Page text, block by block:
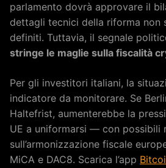
parlamento dovrà approvare il
dettagli tecnici della riforma non
definiti. Tuttavia, il segnale
stringe le maglie sulla fiscalità
Per gli investitori italiani, la
indicatore da monitorare. Se
Haltefrist, aumenterebbe la
UE a uniformarsi — con possibili
sull’armonizzazione fiscale
MiCA e DAC8. Scarica l’app